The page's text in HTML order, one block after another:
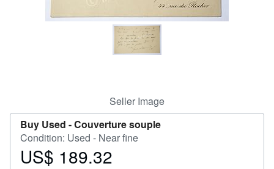
Seller Image
Buy Used -Couverture souple
Condition: Used - Near fine
Price
US$ 189.32